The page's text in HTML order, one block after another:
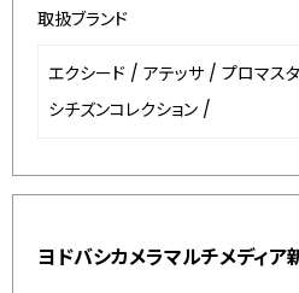
取扱ブランド
エクシード / アテッサ / プロマス
シチズンコレクション /
ヨドバシカメラマルチメディ